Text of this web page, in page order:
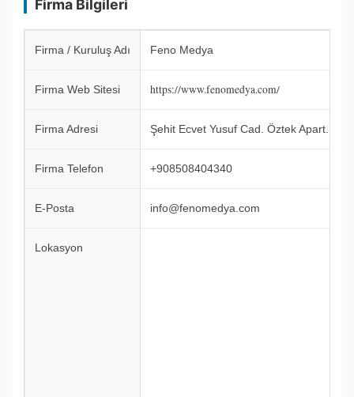
Firma Bilgileri
Firma / Kuruluş Adı Feno Medya
Firma Web Sitesi https://www.fenomedya.com/
Firma Adresi Şehit Ecvet Yusuf Cad. Öztek Apart.
Firma Telefon +908508404340
E-Posta info@fenomedya.com
Lokasyon